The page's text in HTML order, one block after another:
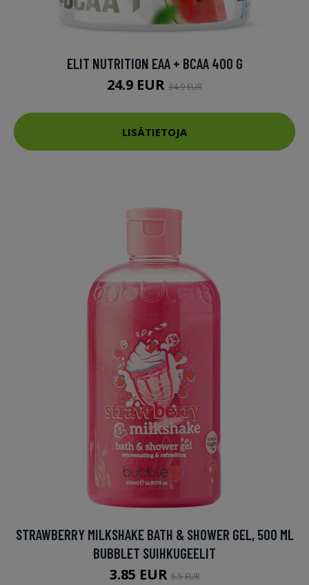
ELIT NUTRITION EAA + BCAA 400 G
24.9 EUR 34.9 EUR
LISÄTIETOJA
STRAWBERRY MILKSHAKE BATH & SHOWER GEL, 500 ML
BUBBLET SUIHKUGEELIT
3.85 EUR5.5 EUR